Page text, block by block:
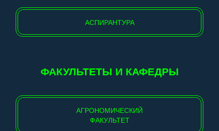
АСПИРАНТУРА
ФАКУЛЬТЕТЫ И КАФЕДРЫ
АГРОНОМИЧЕСКИЙ
ФАКУЛЬТЕТ